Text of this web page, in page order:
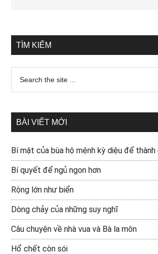
TÌM KIẾM
BÀI VIẾT MỚI
Bí mật của bùa hộ mệnh kỳ diệu để thành
Bí quyết để ngủ ngon hơn
Rộng lớn như biển
Dòng chảy của những suy nghĩ
Câu chuyện về nhà vua và Bà la môn
Hổ chết còn sói